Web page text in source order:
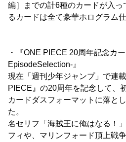
編］までの計6種のカードが入
るカードは全て豪華ホログラム
・『ONE PIECE 20周年記念カ
EpisodeSelection-』
現在「週刊少年ジャンプ」で連
PIECE』の20周年を記念して、
カードダスフォーマットに落と
た。
名セリフ「海賊王に俺はなる！
フィや、マリンフォード頂上戦